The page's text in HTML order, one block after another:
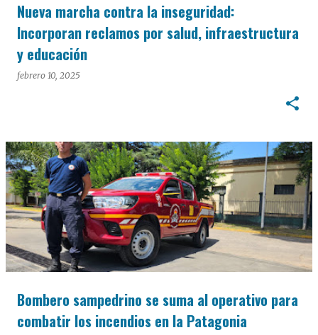
Nueva marcha contra la inseguridad:
Incorporan reclamos por salud, infraestructura
y educación
febrero 10, 2025
Bombero sampedrino se suma al operativo para
combatir los incendios en la Patagonia